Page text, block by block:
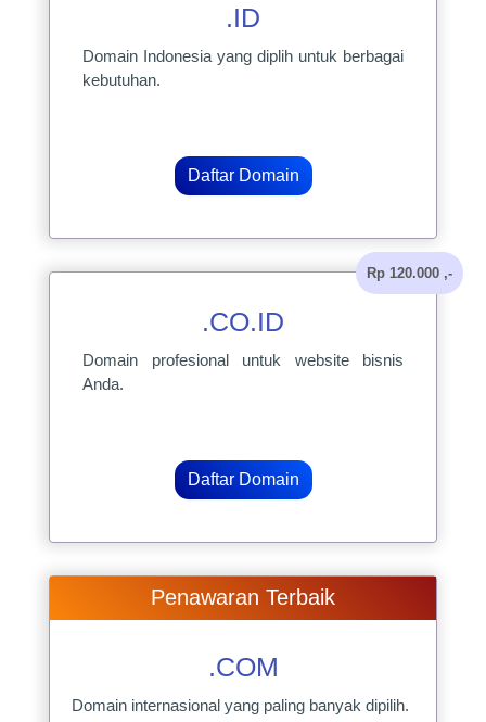
.ID
Domain Indonesia yang diplih untuk berbagai
kebutuhan.
Daftar Domain
.CO.ID
Domain profesional untuk website bisnis
Anda.
Rp 120.000 ,-
Daftar Domain
Penawaran Terbaik
.COM
Domain internasional yang paling banyak dipilih.